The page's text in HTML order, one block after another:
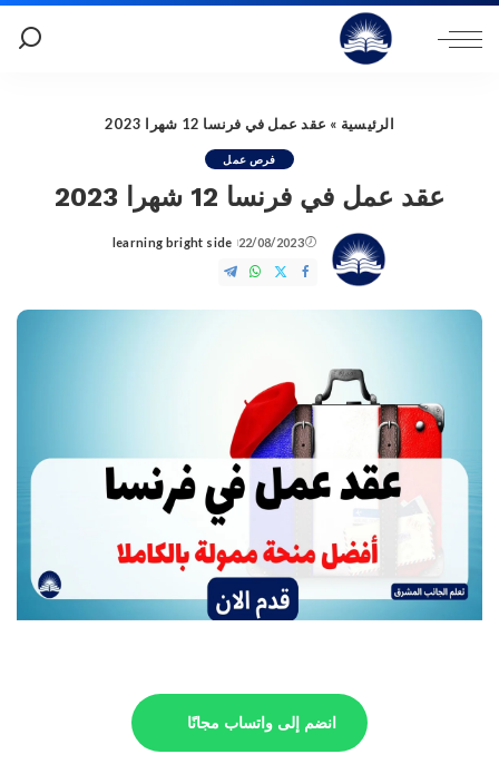
الرئيسية » عقد عمل في فرنسا 12 شهرا 2023
فرص عمل
عقد عمل في فرنسا 12 شهرا 2023
22/08/2023
Posted
by
learning bright side
انضم إلى واتساب مجانًا